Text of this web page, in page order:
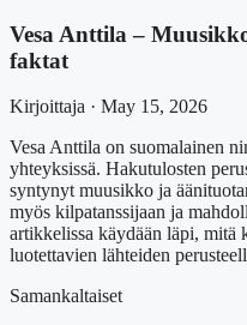
Vesa Anttila –
faktat
Kirjoittaja · May 15, 2026
Vesa Anttila on suomalainen
yhteyksissä. Hakutulosten
syntynyt muusikko ja
myös kilpatanssijaan ja
artikkelissa käydään läpi, mitä
luotettavien lähteiden
Samankaltaiset